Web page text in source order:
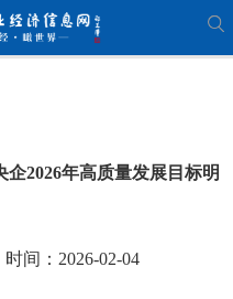
企2026年高质量发展目标明
间：2026-02-04